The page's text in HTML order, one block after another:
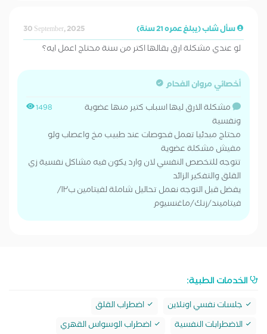
سأل شاب (يبلغ عمره 21 سنة) 30 September, 2025
لو عندي مشكلة ارق بقالها اكتر من سنة محتاج اعمل ايه؟
أخصائي مروان الفحام
1498
مشكلة الارق ليها اسباب كتير منها عضوية
ونفسية
محتاج مبدئيا تعمل فحوصات عند طبيب مخ واعصاب ولو
مفيش مشكلة عضوية
تتوجه للتخصص النفسي لان وارد يكون فيه مشاكل نفسية زي
القلق والتفكير الزائد
يفضل قبل التوجه نعمل تحاليل شاملة لفيتامين ب١٢/
فيتاميند/زنك/ماغنسيوم
الخدمات الطبية:
جلسات نفسي اونلاين
اضطراب القلق
الاضطرابات النفسية
اضطراب الوسواس القهري